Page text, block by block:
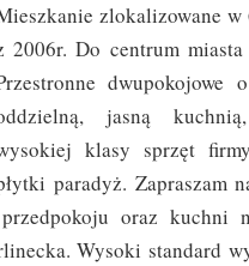
zlokalizowane
2006r. Do centrum miasta
dwupokojowe
jasną
klasy sprzęt
paradyż. Zapraszam
oraz kuchni
Wysoki standard